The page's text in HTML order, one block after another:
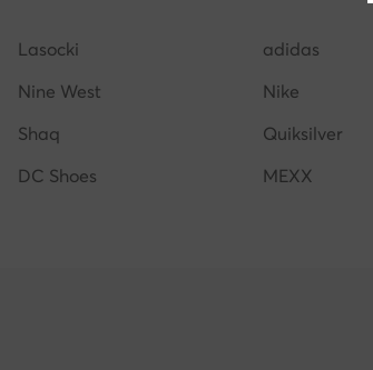
Lasocki adidas
Nine West
Nike
Shaq
Quiksilver
DC Shoes
MEXX